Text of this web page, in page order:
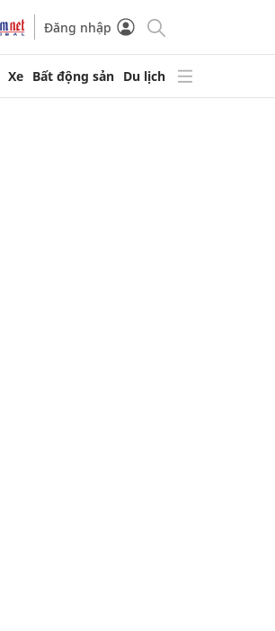
Đăng nhập
Xe Bất động sản Du lịch